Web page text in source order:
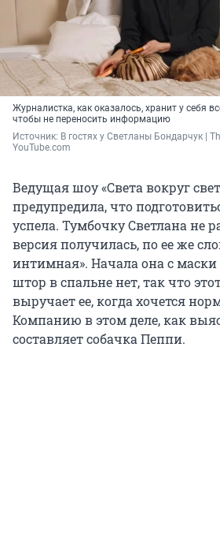
Журналистка, как оказалось, хранит у себя
чтобы не переносить информацию
Источник: В гостях у Светланы Бондарчук |
YouTube.com
Ведущая шоу «Света вокруг
предупредила, что
успела. Тумбочку Светлана не
версия получилась, по ее же
интимная». Начала она с маски
штор в спальне нет, так что
выручает ее, когда хочется
Компанию в этом деле, как
составляет собачка Пеппи.